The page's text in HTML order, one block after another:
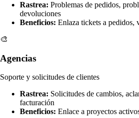
Rastrea: Problemas de pedidos,
devoluciones
Beneficios: Enlaza tickets a pedidos,
🎨
Agencias
Soporte y solicitudes de clientes
Rastrea: Solicitudes de cambios,
facturación
Beneficios: Enlace a proyectos